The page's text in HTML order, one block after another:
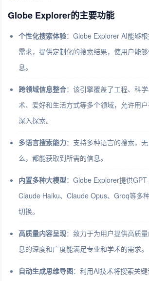
Globe Explorer的主要功能
个性化搜索体验：Globe Explorer AI能够
需求，提供定制化的搜索结果，使用户能
息。
跨领域信息整合：该引擎覆盖了工程、科
术、爱好和生活方式等多个领域，允许用
深入探索。
多语言搜索能力：支持多种语言的搜索，
么，都能获取到所需的信息。
内置多种大模型：Globe Explorer提供GPT-
Claude Haiku、Claude Opus、Groq等多
切换。
高质量内容呈现：致力于为用户提供高质
息的深度和广度能满足专业和学术的需求。
自动生成思维导图：利用AI技术将搜索关